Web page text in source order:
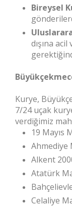
Bireysel
dışına
Kurye,
7/24 uçak
verdiğimiz
19 Mayıs
Ahmediye
Alkent
Atatürk
Celaliye